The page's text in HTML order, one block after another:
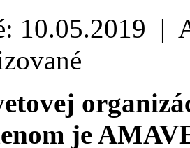
10.05.2019 |
je